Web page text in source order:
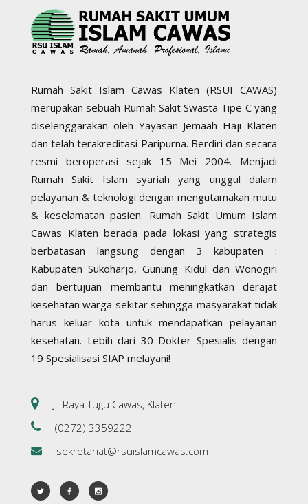
Rumah Sakit Islam Cawas Klaten (RSUI CAWAS)
merupakan sebuah Rumah Sakit Swasta Tipe C yang
diselenggarakan oleh Yayasan Jemaah Haji Klaten
dan telah terakreditasi Paripurna. Berdiri dan secara
resmi beroperasi sejak 15 Mei 2004. Menjadi
Rumah Sakit Islam syariah yang unggul dalam
pelayanan & teknologi dengan mengutamakan mutu
& keselamatan pasien. Rumah Sakit Umum Islam
Cawas Klaten berada pada lokasi yang strategis
berbatasan langsung dengan 3 kabupaten :
Kabupaten Sukoharjo, Gunung Kidul dan Wonogiri
dan bertujuan membantu meningkatkan derajat
kesehatan warga sekitar sehingga masyarakat tidak
harus keluar kota untuk mendapatkan pelayanan
kesehatan. Lebih dari 30 Dokter Spesialis dengan
19 Spesialisasi SIAP melayani!
Jl. Raya Tugu Cawas, Klaten
(0272) 3359222
sekretariat@rsuislamcawas.com